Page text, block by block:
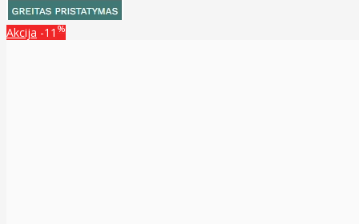
Akcija -11 %